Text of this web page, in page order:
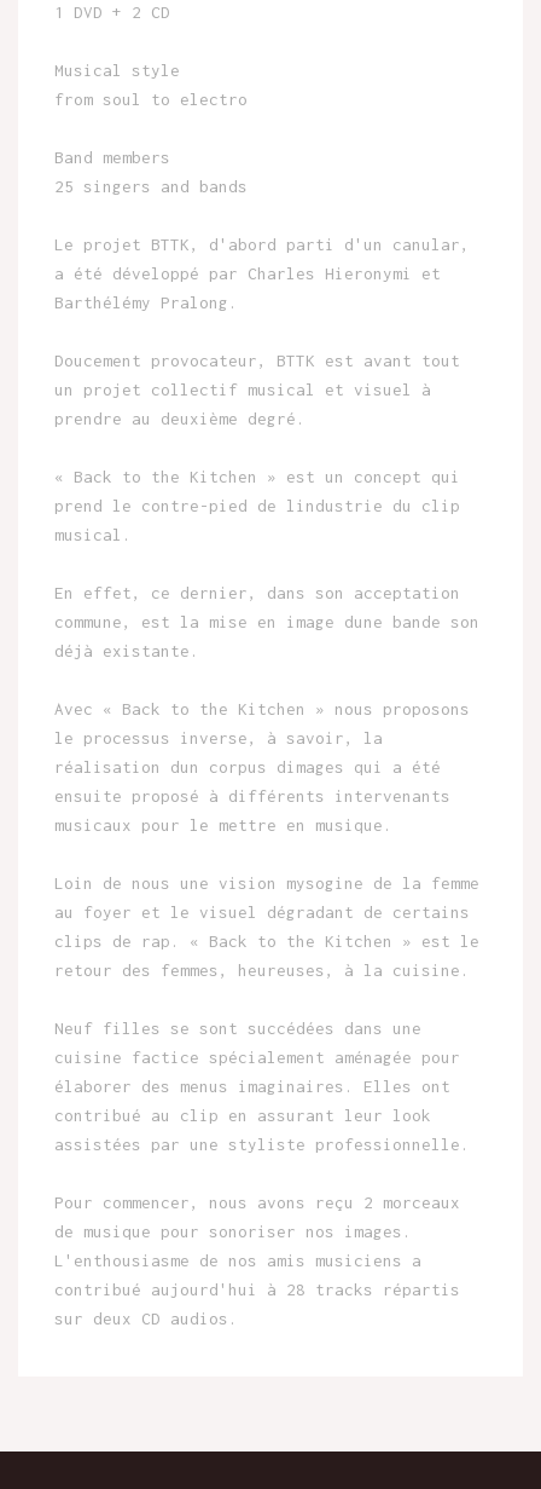
1 DVD + 2 CD
Musical style
from soul to electro
Band members
25 singers and bands
Le projet BTTK, d'abord parti d'un canular,
a été développé par Charles Hieronymi et
Barthélémy Pralong.
Doucement provocateur, BTTK est avant tout
un projet collectif musical et visuel à
prendre au deuxième degré.
« Back to the Kitchen » est un concept qui
prend le contre-pied de lindustrie du clip
musical.
En effet, ce dernier, dans son acceptation
commune, est la mise en image dune bande son
déjà existante.
Avec « Back to the Kitchen » nous proposons
le processus inverse, à savoir, la
réalisation dun corpus dimages qui a été
ensuite proposé à différents intervenants
musicaux pour le mettre en musique.
Loin de nous une vision mysogine de la femme
au foyer et le visuel dégradant de certains
clips de rap. « Back to the Kitchen » est le
retour des femmes, heureuses, à la cuisine.
Neuf filles se sont succédées dans une
cuisine factice spécialement aménagée pour
élaborer des menus imaginaires. Elles ont
contribué au clip en assurant leur look
assistées par une styliste professionnelle.
Pour commencer, nous avons reçu 2 morceaux
de musique pour sonoriser nos images.
L'enthousiasme de nos amis musiciens a
contribué aujourd'hui à 28 tracks répartis
sur deux CD audios.